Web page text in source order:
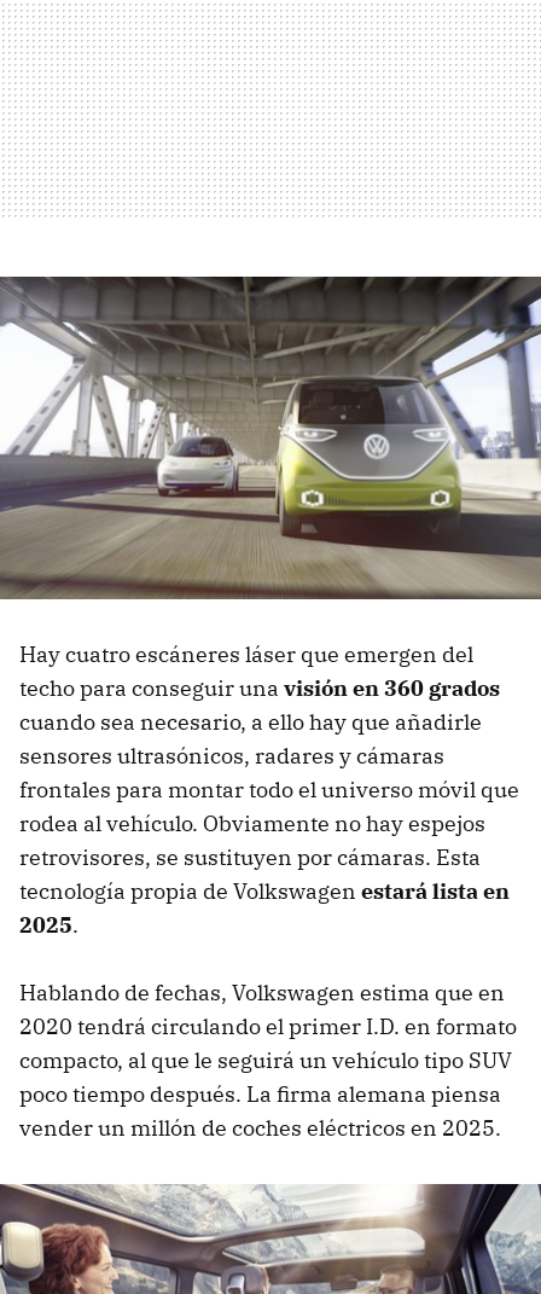
Hay cuatro escáneres láser que emergen del
techo para conseguir una visión en 360 grados
cuando sea necesario, a ello hay que añadirle
sensores ultrasónicos, radares y cámaras
frontales para montar todo el universo móvil que
rodea al vehículo. Obviamente no hay espejos
retrovisores, se sustituyen por cámaras. Esta
tecnología propia de Volkswagen estará lista en
2025.
Hablando de fechas, Volkswagen estima que en
2020 tendrá circulando el primer I.D. en formato
compacto, al que le seguirá un vehículo tipo SUV
poco tiempo después. La firma alemana piensa
vender un millón de coches eléctricos en 2025.